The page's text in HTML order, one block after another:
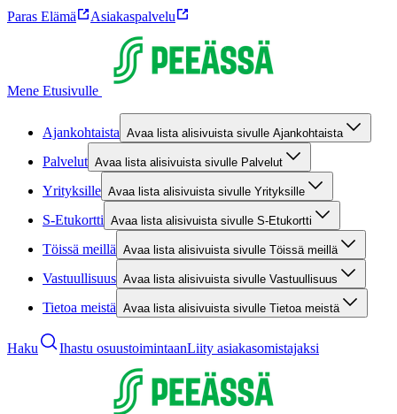
Paras Elämä Asiakaspalvelu
Mene Etusivulle
Ajankohtaista Avaa lista alisivuista sivulle Ajankohtaista
Palvelut Avaa lista alisivuista sivulle Palvelut
Yrityksille Avaa lista alisivuista sivulle Yrityksille
S-Etukortti Avaa lista alisivuista sivulle S-Etukortti
Töissä meillä Avaa lista alisivuista sivulle Töissä meillä
Vastuullisuus Avaa lista alisivuista sivulle Vastuullisuus
Tietoa meistä Avaa lista alisivuista sivulle Tietoa meistä
Haku Ihastu osuustoimintaanLiity asiakasomistajaksi